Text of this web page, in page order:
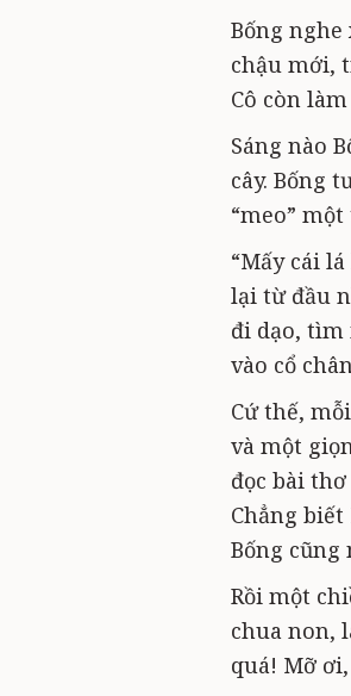
Bống
chậu mới,
Cô còn
Sáng nào
cây. Bống
“meo”
“Mấy cái
lại từ đầu
đi dạo, tìm
vào cổ
Cứ thế,
và một
đọc bài
Chẳng
Bống
Rồi một
chua non,
quá! Mỡ